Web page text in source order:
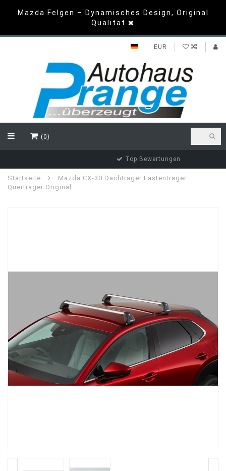
Mazda Felgen – Dynamisches Design, Original
Qualität
EUR
(0)
Top Bewertungen
Startseite
Mazda CX-30 Dachträger Lastenträger
Querträger Original